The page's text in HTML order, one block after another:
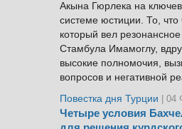
Акына Гюрлека на
системе юстиции. То, что
который вел
Стамбула Имамоглу,
высокие полномочия,
вопросов и негативной
Повестка дня Турции
| 04
Четыре условия